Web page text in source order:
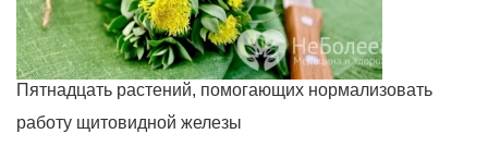
Пятнадцать растений, помогающих нормализовать
работу щитовидной железы